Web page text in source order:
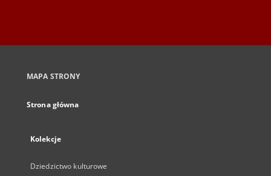
MAPA STRONY
Strona główna
Kolekcje
Dziedzictwo kulturowe